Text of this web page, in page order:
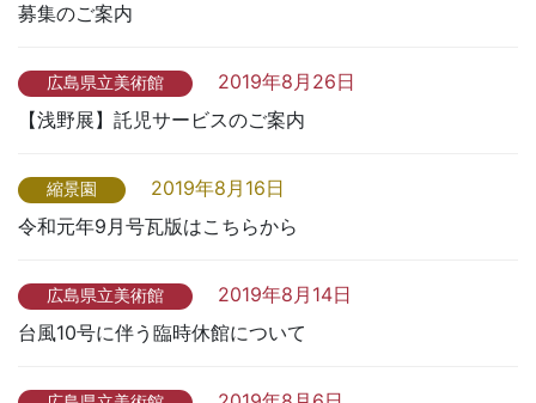
募集のご案内
広島県立美術館
2019年8月26日
【浅野展】託児サービスのご案内
縮景園
2019年8月16日
令和元年9月号瓦版はこちらから
広島県立美術館
2019年8月14日
台風10号に伴う臨時休館について